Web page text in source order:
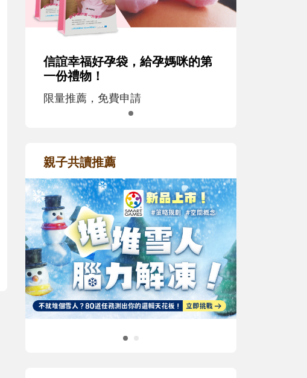
信誼幸福好孕袋，給孕媽咪的第
一份禮物！
限量推薦，免費申請
親子共讀推薦